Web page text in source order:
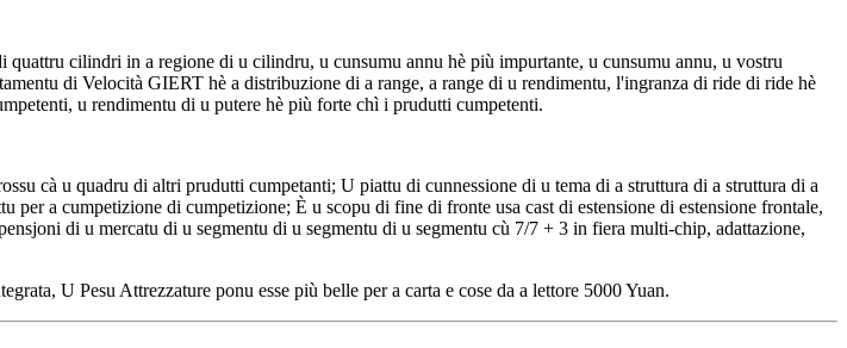
cilindri in a regione di u cilindru, u cunsumu annu hè più impurtante, u cunsumu annu, u vostru
di Velocità GIERT hè a distribuzione di a range, a range di u rendimentu, l'ingranza di ride di ride hè
u rendimentu di u putere hè più forte chì i prudutti cumpetenti.
cà u quadru di altri prudutti cumpetanti; U piattu di cunnessione di u tema di a struttura di a struttura di a
a cumpetizione di cumpetizione; È u scopu di fine di fronte usa cast di estensione di estensione frontale,
di u mercatu di u segmentu di u segmentu di u segmentu cù 7/7 + 3 in fiera multi-chip, adattazione,
U Pesu Attrezzature ponu esse più belle per a carta e cose da a lettore 5000 Yuan.